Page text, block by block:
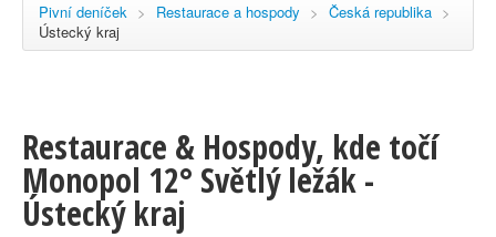
Pivní deníček > Restaurace a hospody > Česká republika >
Ústecký kraj
Restaurace & Hospody, kde točí
Monopol 12° Světlý ležák -
Ústecký kraj